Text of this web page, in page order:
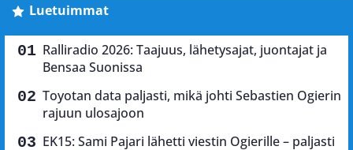
Luetuimmat
Ralliradio 2026: Taajuus, lähetysajat, juontajat ja
Bensaa Suonissa
Toyotan data paljasti, mikä johti Sebastien Ogierin
rajuun ulosajoon
EK15: Sami Pajari lähetti viestin Ogierille – paljasti